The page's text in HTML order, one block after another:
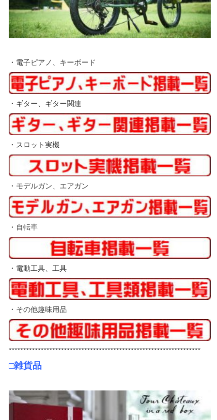
・電子ピアノ、キーボード
・ギター、ギター関連
・スロット実機
・モデルガン、エアガン
・自転車
・電動工具、工具
・その他趣味用品
******************************************************************
□雑貨品